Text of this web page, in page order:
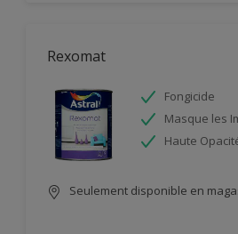
Rexomat
Fongicide
Masque les
Haute
Seulement disponible en